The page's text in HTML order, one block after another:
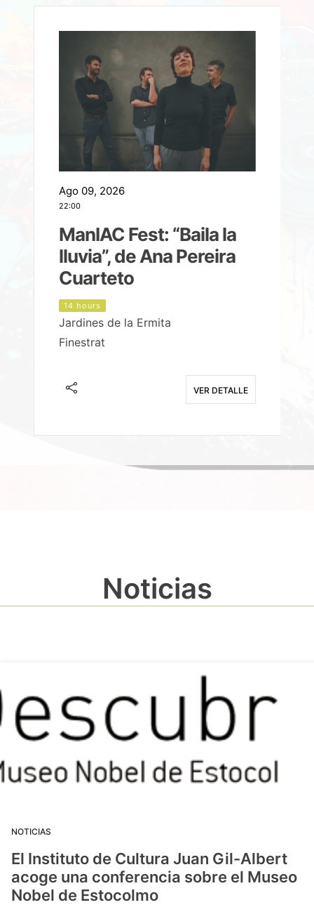
Ago 09, 2026
22:00
ManIAC Fest: “Baila la
lluvia”, de Ana Pereira
Cuarteto
14 hours
Jardines de la Ermita
Finestrat
VER DETALLE
Noticias
NOTICIAS
El Instituto de Cultura Juan Gil-Albert
acoge una conferencia sobre el Museo
Nobel de Estocolmo